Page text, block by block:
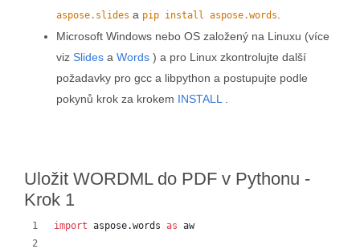
aspose.slides a pip install aspose.words
Microsoft Windows nebo OS založený na Linuxu (více
viz Slides a Words ) a pro Linux zkontrolujte další
požadavky pro gcc a libpython a postupujte podle
pokynů krok za krokem INSTALL
Uložit WORDML do PDF v Pythonu -
Krok 1
import aspose.words as aw